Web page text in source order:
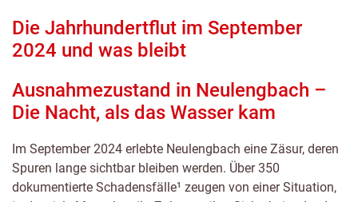
Die Jahrhundertflut im September
2024 und was bleibt
Ausnahmezustand in Neulengbach –
Die Nacht, als das Wasser kam
Im September 2024 erlebte Neulengbach eine Zäsur, deren
Spuren lange sichtbar bleiben werden. Über 350
dokumentierte Schadensfälle¹ zeugen von einer Situation,